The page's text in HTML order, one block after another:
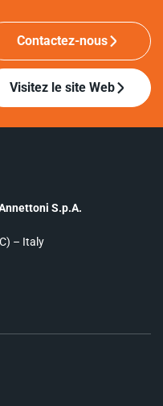
Contactez-nous
Visitez le site Web
S.p.A.
– Italy